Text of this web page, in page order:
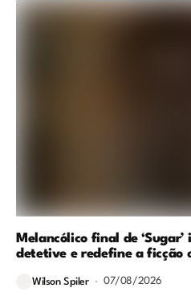
Melancólico final de
detetive e redefine a ficção
Wilson Spiler 07/08/2026